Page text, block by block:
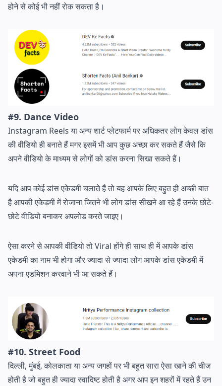
होने से कोई भी नहीं रोक सकता है।
#9. Dance Video
Instagram Reels या अन्य शार्ट प्लेटफार्म पर अधिकतर लोग केवल डांस
की वीडियो ही बनाते हैं मगर इसमें भी आप कुछ अच्छा कर सकते हैं जैसे कि
अपने वीडियो के माध्यम से लोगों को डांस करना सिखा सकते हैं।
यदि आप कोई डांस एकेडमी चलाते हैं तो यह आपके लिए बहुत ही अच्छी बात
है आपकी एकेडमी में रोजाना जितने भी लोग डांस सीखने आ रहे हैं उनके छोटे-
छोटे वीडियो बनाकर अपलोड करते जाइए।
ऐसा करने से आपकी वीडियो तो Viral होंगे ही साथ ही में आपके डांस
एकेडमी का नाम भी होगा और ज्यादा से ज्यादा लोग आपके डांस एकेडमी में
अपना एडमिशन करवाने भी आ सकते हैं।
#10. Street Food
दिल्ली, मुंबई, कोलकाता या अन्य जगहों पर भी बहुत सारा ऐसा खाने की चीज
होती है जो बहुत ही ज्यादा स्वादिष्ट होती है अगर आप इन शहरों में रहते हैं उन